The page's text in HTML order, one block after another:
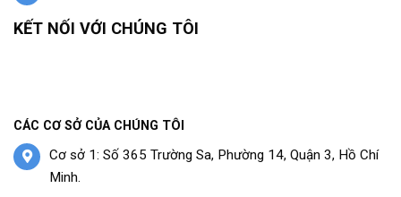
KẾT NỐI VỚI CHÚNG TÔI
CÁC CƠ SỞ CỦA CHÚNG TÔI
Cơ sở 1: Số 365 Trường Sa, Phường 14, Quận 3, Hồ Chí
Minh.